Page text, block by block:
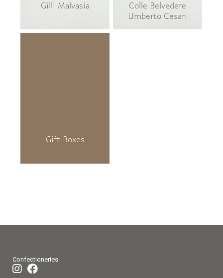
Gilli Malvasia
Colle Belvedere
Umberto Cesari
Gift Boxes
Confectioneries